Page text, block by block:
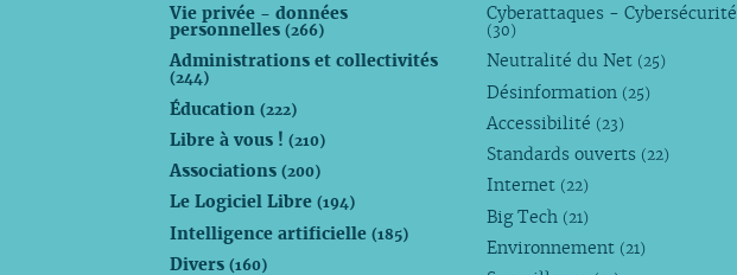
Vie privée - données
personnelles(266)
Administrations et collectivités
(244)
Éducation(222)
Libre à vous !(210)
Associations(200)
Le Logiciel Libre(194)
Intelligence artificielle(185)
Divers(160)
Cyberattaques - Cybersécurité
(30)
Neutralité du Net (25)
Désinformation (25)
Accessibilité (23)
Standards ouverts (22)
Internet (22)
Big Tech (21)
Environnement (21)